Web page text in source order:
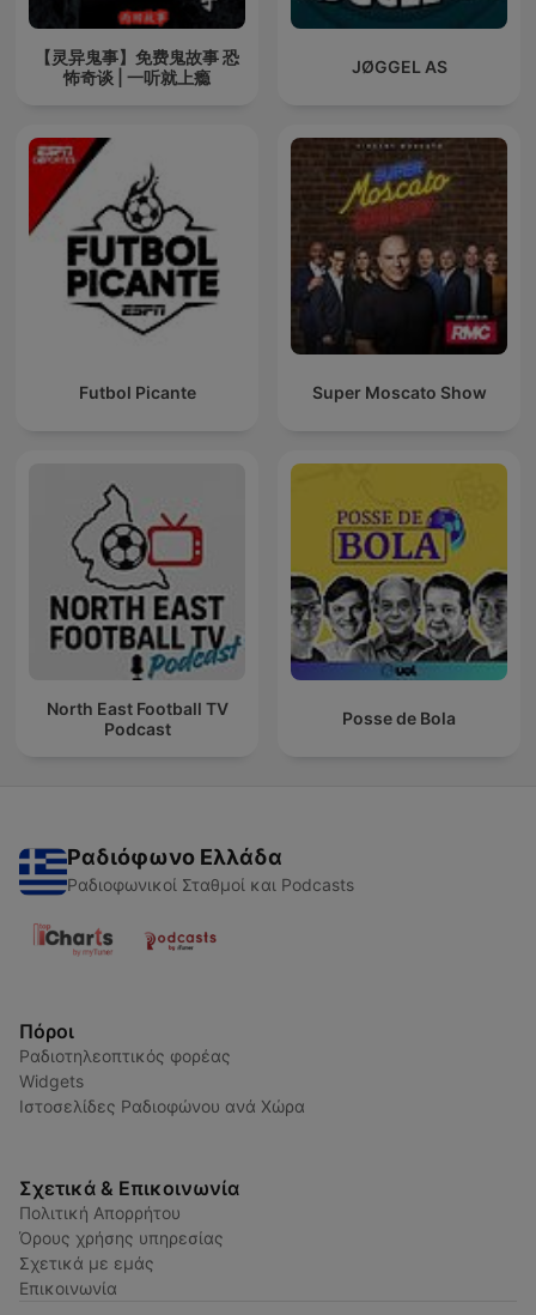
【灵异鬼事】免费鬼故事 恐
怖奇谈 | 一听就上瘾
JØGGEL AS
Futbol Picante Super Moscato Show
North East Football TV
Podcast
Posse de Bola
Ραδιόφωνο Ελλάδα
Ραδιοφωνικοί Σταθμοί και Podcasts
Πόροι
Ραδιοτηλεοπτικός φορέας
Widgets
Ιστοσελίδες Ραδιοφώνου ανά Χώρα
Σχετικά & Επικοινωνία
Πολιτική Απορρήτου
Όρους χρήσης υπηρεσίας
Σχετικά με εμάς
Επικοινωνία